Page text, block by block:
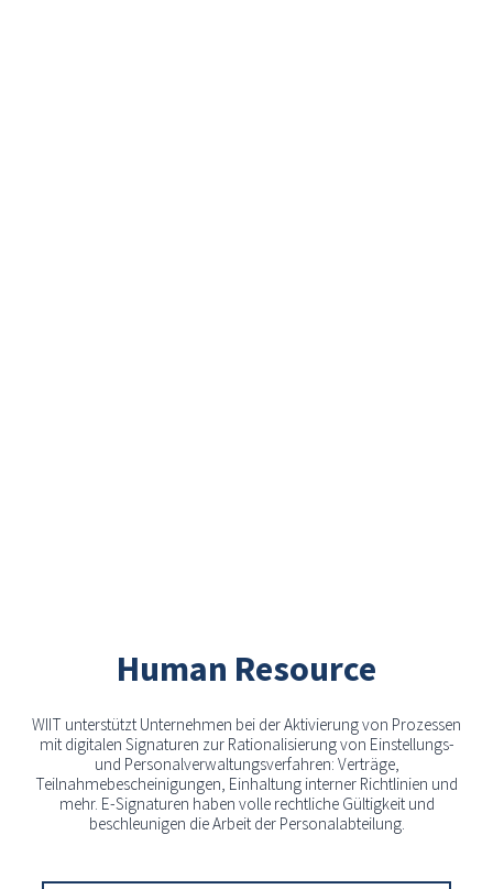
Human Resource
WIIT unterstützt Unternehmen bei der Aktivierung von Prozessen
mit digitalen Signaturen zur Rationalisierung von Einstellungs-
und Personalverwaltungsverfahren: Verträge,
Teilnahmebescheinigungen, Einhaltung interner Richtlinien und
mehr. E-Signaturen haben volle rechtliche Gültigkeit und
beschleunigen die Arbeit der Personalabteilung.